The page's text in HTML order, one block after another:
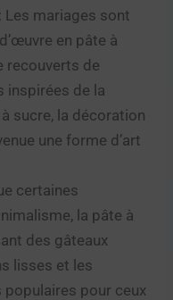
: Les mariages sont
en pâte à
recouverts de
inspirées de la
sucre, la décoration
une forme d’art
certaines
la pâte à
des gâteaux
lisses et les
pour ceux